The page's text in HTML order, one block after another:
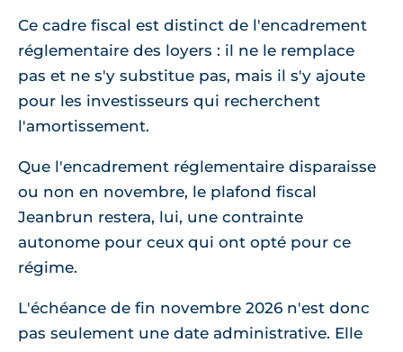
Ce cadre fiscal est distinct de l'encadrement
réglementaire des loyers : il ne le remplace
pas et ne s'y substitue pas, mais il s'y ajoute
pour les investisseurs qui recherchent
l'amortissement.
Que l'encadrement réglementaire disparaisse
ou non en novembre, le plafond fiscal
Jeanbrun restera, lui, une contrainte
autonome pour ceux qui ont opté pour ce
régime.
L'échéance de fin novembre 2026 n'est donc
pas seulement une date administrative. Elle